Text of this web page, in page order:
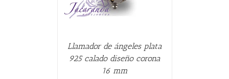
Llamador de ángeles plata
925 calado diseño corona
16 mm